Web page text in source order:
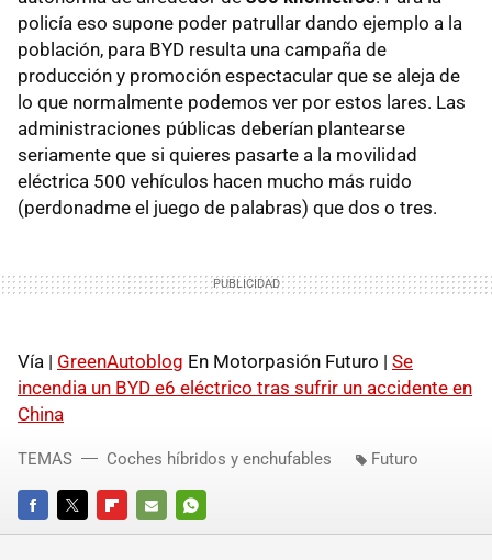
policía eso supone poder patrullar dando ejemplo a la
población, para BYD resulta una campaña de
producción y promoción espectacular que se aleja de
lo que normalmente podemos ver por estos lares. Las
administraciones públicas deberían plantearse
seriamente que si quieres pasarte a la movilidad
eléctrica 500 vehículos hacen mucho más ruido
(perdonadme el juego de palabras) que dos o tres.
Vía | GreenAutoblog En Motorpasión Futuro | Se
incendia un BYD e6 eléctrico tras sufrir un accidente en
China
FACEBOOKTWITTERFLIPBOARD
E-
WHATSAPP
TEMAS Coches híbridos y enchufables Futuro